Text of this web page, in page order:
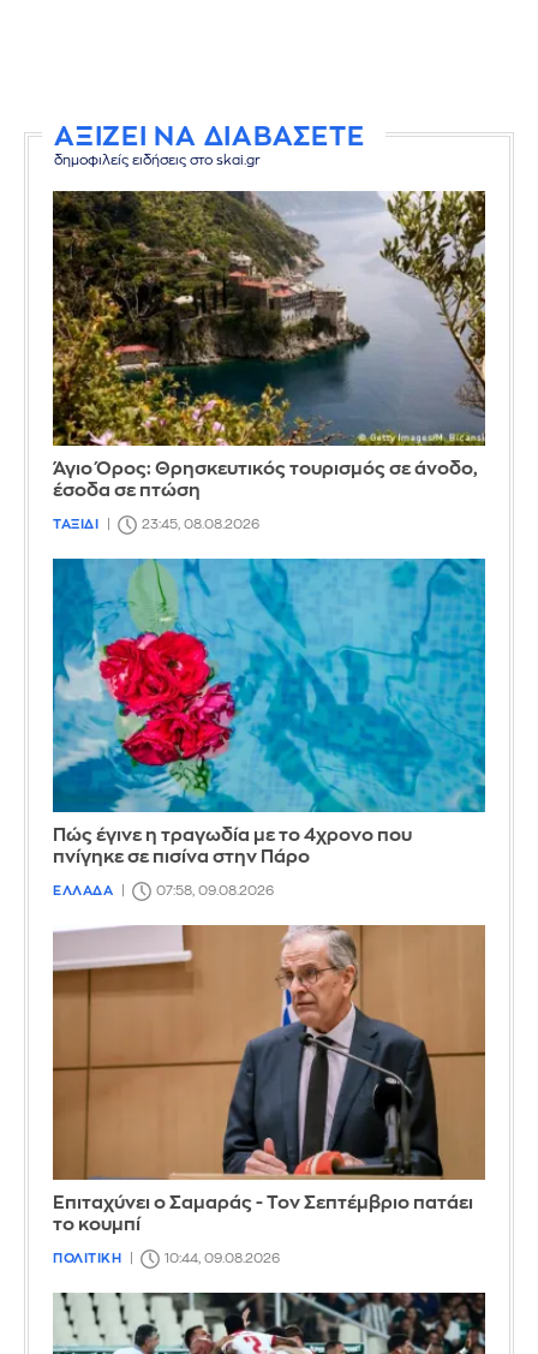
ΑΞΙΖΕΙ ΝΑ ΔΙΑΒΑΣΕΤΕ
δημοφιλείς ειδήσεις στο skai.gr
Άγιο Όρος: Θρησκευτικός τουρισμός σε άνοδο,
έσοδα σε πτώση
ΤΑΞΙΔΙ 23:45, 08.08.2026
Πώς έγινε η τραγωδία με το 4χρονο που
πνίγηκε σε πισίνα στην Πάρο
ΕΛΛΑΔΑ 07:58, 09.08.2026
Επιταχύνει ο Σαμαράς - Τον Σεπτέμβριο πατάει
το κουμπί
ΠΟΛΙΤΙΚΗ 10:44, 09.08.2026